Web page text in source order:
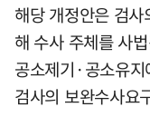
해당 개정안은 검
해 수사 주체를 사
공소제기·공소유
검사의 보완수사요